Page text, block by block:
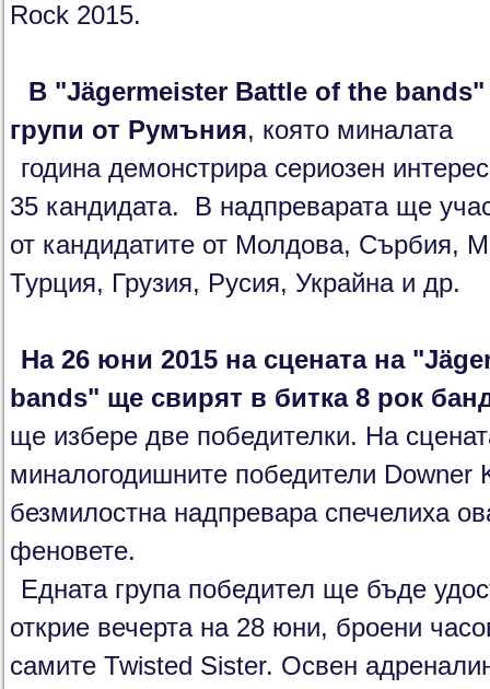
Rock 2015.
В "Jägermeister Battle of the
групи от Румъния, която миналата
година демонстрира сериозен
35 кандидата. В надпреварата ще
от кандидатите от Молдова, Сърбия,
Турция, Грузия, Русия, Украйна и др.
На 26 юни 2015 на сцената на
bands" ще свирят в битка 8 рок
ще избере две победителки. На
миналогодишните победители Downer
безмилостна надпревара спечелиха
феновете.
Едната група победител ще бъде
открие вечерта на 28 юни, броени
самите Twisted Sister. Освен